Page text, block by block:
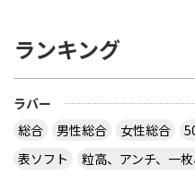
ランキング
ラバー
総合
男性総合 女性総合
表ソフト
粒高、アンチ、一